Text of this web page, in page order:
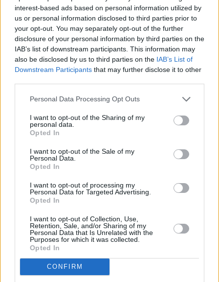
interest-based ads based on personal information utilized by
us or personal information disclosed to third parties prior to
your opt-out. You may separately opt-out of the further
disclosure of your personal information by third parties on the
IAB’s list of downstream participants. This information may
also be disclosed by us to third parties on the IAB’s List of
Downstream Participants that may further disclose it to other
Personal Data Processing Opt Outs
I want to opt-out of the Sharing of my
personal data.
Opted In
I want to opt-out of the Sale of my
Personal Data.
Opted In
I want to opt-out of processing my
Personal Data for Targeted Advertising.
Opted In
I want to opt-out of Collection, Use,
Retention, Sale, and/or Sharing of my
Personal Data that Is Unrelated with the
Purposes for which it was collected.
Opted In
CONFIRM
Με απόφαση της κυβέρνησης σε νομοθετική διάταξη που θα φέρει το
αμέσως επόμενο διάστημα, καταργείται η περικοπή σε βάθος
τριετίας…
«Πράσινο φως» από το Υπουργείο Υγείας:
Παράταση για την παράλληλη απασχόληση των
29 Ιουνίου, 2026
Παράταση στην προθεσμία υποβολής αιτήσεων έδωσε το Υπουργείο
Υγείας στους ειδικευόμενους γιατρούς που επιθυμούν να ασκούν
ιδιωτικό έργο παράλληλα με την εργασία τους στο…